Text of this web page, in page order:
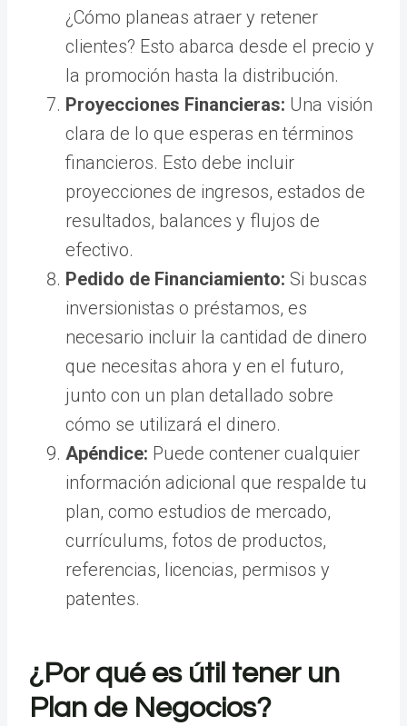
¿Cómo planeas atraer y retener
clientes? Esto abarca desde el precio y
la promoción hasta la distribución.
Proyecciones Financieras: Una visión
clara de lo que esperas en términos
financieros. Esto debe incluir
proyecciones de ingresos, estados de
resultados, balances y flujos de
efectivo.
Pedido de Financiamiento: Si buscas
inversionistas o préstamos, es
necesario incluir la cantidad de dinero
que necesitas ahora y en el futuro,
junto con un plan detallado sobre
cómo se utilizará el dinero.
Apéndice: Puede contener cualquier
información adicional que respalde tu
plan, como estudios de mercado,
currículums, fotos de productos,
referencias, licencias, permisos y
patentes.
¿Por qué es útil tener un
Plan de Negocios?